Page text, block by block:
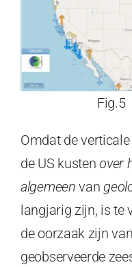
Fig.5
Omdat de
de US kustenover
algemeen van
langjarig zijn, is te
de oorzaak zijn
geobserveerde